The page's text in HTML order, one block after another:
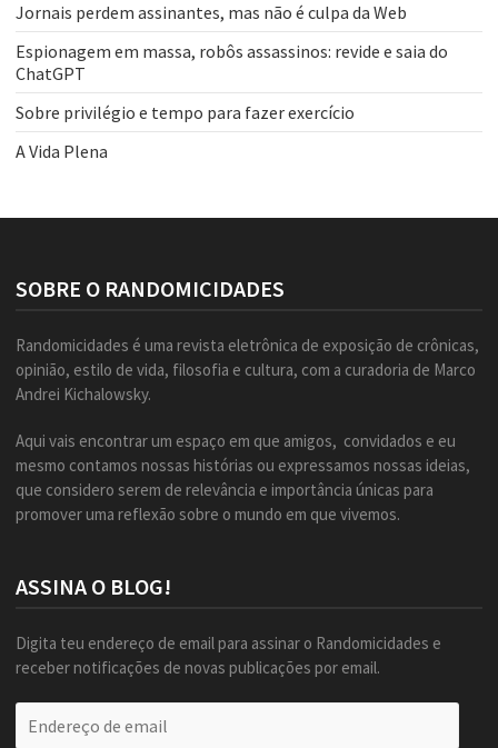
Jornais perdem assinantes, mas não é culpa da Web
Espionagem em massa, robôs assassinos: revide e saia do
ChatGPT
Sobre privilégio e tempo para fazer exercício
A Vida Plena
SOBRE O RANDOMICIDADES
Randomicidades é uma revista eletrônica de exposição de crônicas,
opinião, estilo de vida, filosofia e cultura, com a curadoria de Marco
Andrei Kichalowsky.
Aqui vais encontrar um espaço em que amigos, convidados e eu
mesmo contamos nossas histórias ou expressamos nossas ideias,
que considero serem de relevância e importância únicas para
promover uma reflexão sobre o mundo em que vivemos.
ASSINA O BLOG!
Digita teu endereço de email para assinar o Randomicidades e
receber notificações de novas publicações por email.
de